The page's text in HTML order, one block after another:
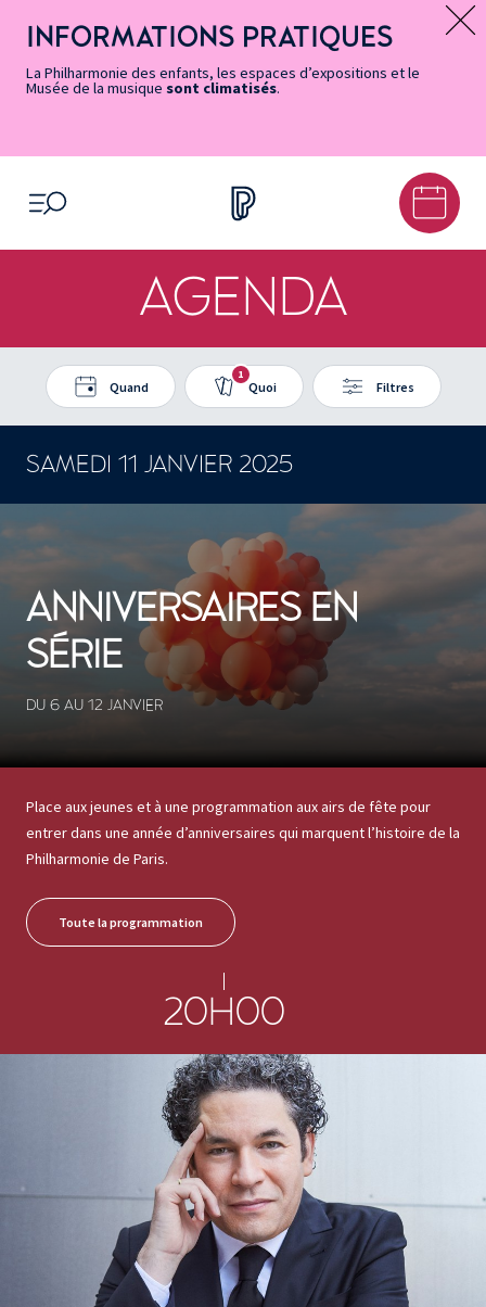
page
Accessibilité
accès
rapides
principal
contenu
principal
page
Message d’information
INFORMATIONS PRATIQUES
La Philharmonie des enfants, les espaces d’expositions et le
Musée de la musique sont climatisés.
OUVRIR LE MENU
AGENDA
SAMEDI 11 JANVIER 2025
Quand
1
Quoi Filtres
1237 résultats
Place aux jeunes et à une programmation aux airs de fête pour
entrer dans une année d’anniversaires qui marquent l’histoire de la
Philharmonie de Paris.
Toute la programmation
ANNIVERSAIRES EN
SÉRIE
DU 6 AU 12 JANVIER
20H00